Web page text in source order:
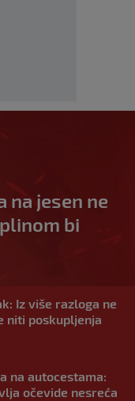
na jesen ne
bi
Iz više razloga ne
niti poskupljenja
na autocestama:
očevide nesreća